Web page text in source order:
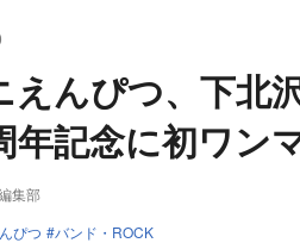
えんぴつ、下
年記念に初ワン
集部
ぴつ バンド・ROCK